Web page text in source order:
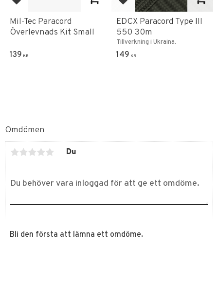
Omdömen
Du
Bli den första att lämna ett omdöme.
Lägg till i favoriter
Mil-Tec Paracord
Överlevnads Kit Small
139 KR
Lägg till i favoriter
EDCX Paracord Type III
550 30m
Tillverkning i Ukraina.
149 KR